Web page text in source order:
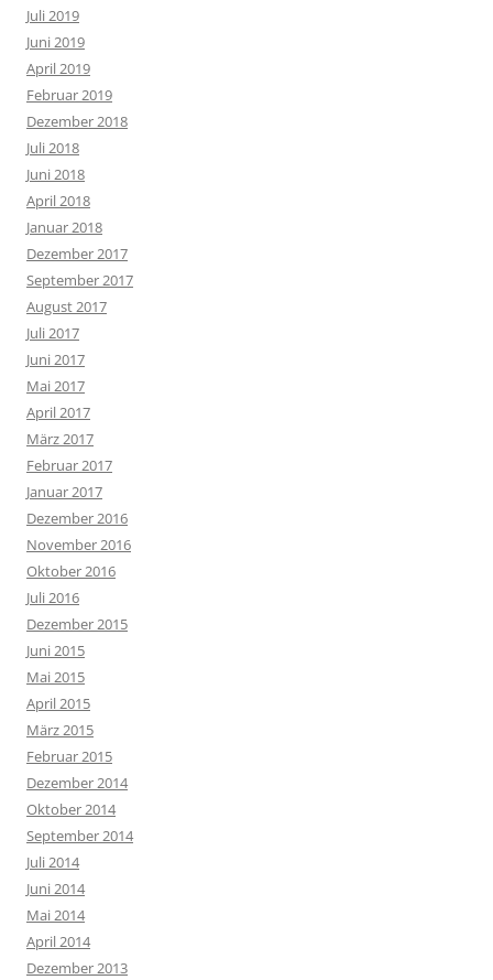
Juli 2019
Juni 2019
April 2019
Februar 2019
Dezember 2018
Juli 2018
Juni 2018
April 2018
Januar 2018
Dezember 2017
September 2017
August 2017
Juli 2017
Juni 2017
Mai 2017
April 2017
März 2017
Februar 2017
Januar 2017
Dezember 2016
November 2016
Oktober 2016
Juli 2016
Dezember 2015
Juni 2015
Mai 2015
April 2015
März 2015
Februar 2015
Dezember 2014
Oktober 2014
September 2014
Juli 2014
Juni 2014
Mai 2014
April 2014
Dezember 2013